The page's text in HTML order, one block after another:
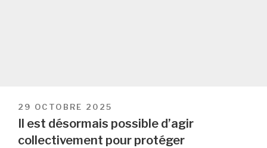
PUBLIÉ
LE
29 OCTOBRE 2025
Il est désormais possible d’agir
collectivement pour protéger